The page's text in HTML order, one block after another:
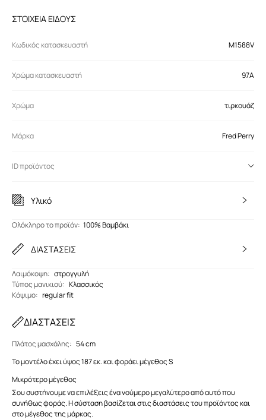
ΣΤΟΙΧΕΙΑ ΕΙΔΟΥΣ
Κωδικός κατασκευαστή M1588V
Χρώμα κατασκευαστή 97A
Χρώμα τιρκουάζ
Μάρκα Fred Perry
ID προϊόντος
Υλικό
Ολόκληρο το προϊόν: 100% Βαμβάκι
ΔΙΑΣΤΑΣΕΙΣ
Λαιμόκοψη: στρογγυλή
Τύπος μανικιού: Κλασσικός
Κόψιμο: regular fit
ΔΙΑΣΤΑΣΕΙΣ
Πλάτος μασχάλης: 54 cm
Το μοντέλο έχει ύψος 187 εκ. και φοράει μέγεθος S
Μικρότερο μέγεθος
Σου συστήνουμε να επιλέξεις ένα νούμερο μεγαλύτερο από αυτό που
συνήθως φοράς. Η σύσταση βασίζεται στις διαστάσεις του προϊόντος και
στο μέγεθος της μάρκας.